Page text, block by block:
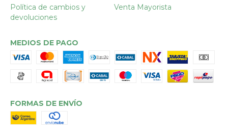
Política de cambios y
devoluciones
Venta Mayorista
MEDIOS DE PAGO
FORMAS DE ENVÍO